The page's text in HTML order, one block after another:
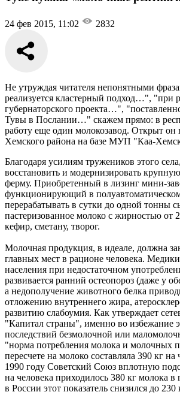
24 фев 2015, 11:02 2832
Не утруждая читателя непонятными
реализуется кластерный подход…", "при
губернаторского проекта…",
Тувы в Послании…" скажем прямо: в
работу еще один молокозавод. Открыт он
Хемского района на базе МУП "Каа-
Благодаря усилиям тружеников этого
восстановить и модернизировать
ферму. Приобретенный в лизинг мини-
функционирующий в
перерабатывать в сутки до одной тонны
пастеризованное молоко с жирностью от
кефир, сметану, творог.
Молочная продукция, в идеале, должна
главных мест в рационе человека.
населения при недостаточном
развивается ранний остеопороз (даже у
а недополучение животного белка
отложению внутреннего жира,
развитию слабоумия. Как утверждает
"Капитал страны", именно во избежание
последствий безмолочной или
"норма потребления молока и молочных
пересчете на молоко составляла 390 кг на
1990 году Советский Союз вплотную
на человека приходилось 380 кг молока
в России этот показатель снизился до 230